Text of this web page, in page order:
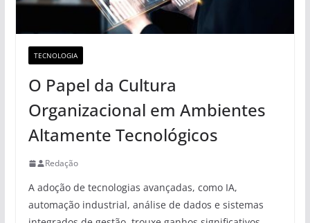
TECNOLOGIA
O Papel da Cultura
Organizacional em Ambientes
Altamente Tecnológicos
Redação
A adoção de tecnologias avançadas, como IA,
automação industrial, análise de dados e sistemas